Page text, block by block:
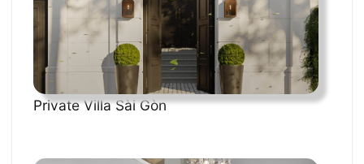
Private Villa Sài Gòn